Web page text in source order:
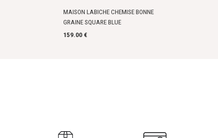
MAISON LABICHE CHEMISE BONNE
GRAINE SQUARE BLUE
159.00 €